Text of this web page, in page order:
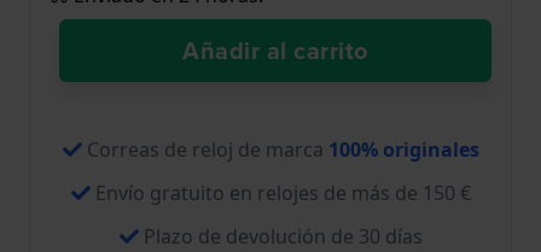
Añadir al carrito
Correas de reloj de marca 100% originales
Envío gratuito en relojes de más de 150 €
Plazo de devolución de 30 días